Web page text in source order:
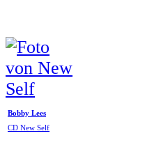
Bobby Lees
CD New Self